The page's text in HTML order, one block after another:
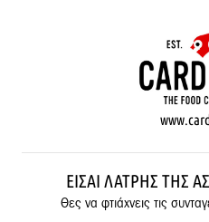
ΕΊΣΑΙ ΛΆΤΡΗΣ ΤΗΣ
Θες να φτιάχνεις τις